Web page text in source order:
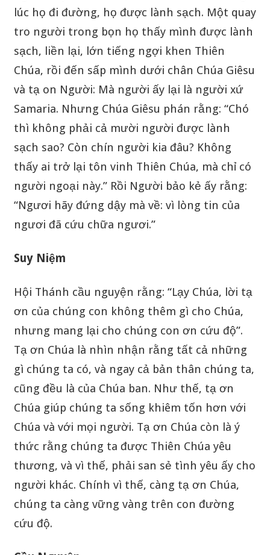
lúc họ đi đường, họ được lành sạch. Một quay
tro người trong bọn họ thấy mình được lành
sạch, liền lại, lớn tiếng ngợi khen Thiên
Chúa, rồi đến sấp mình dưới chân Chúa Giêsu
và tạ on Người: Mà người ấy lại là người xứ
Samaria. Nhưng Chúa Giêsu phán rằng: “Chó
thì không phải cả mười người được lành
sạch sao? Còn chín người kia đâu? Không
thấy ai trở lại tôn vinh Thiên Chúa, mà chỉ có
người ngoại này.” Rồi Người bảo kẻ ấy rằng:
“Ngươi hãy đứng dậy mà về: vì lòng tin của
ngươi đã cứu chữa ngươi.”
Suy Niệm
Hội Thánh cầu nguyện rằng: “Lạy Chúa, lời tạ
ơn của chúng con không thêm gì cho Chúa,
nhưng mang lại cho chúng con ơn cứu độ”.
Tạ ơn Chúa là nhìn nhận rằng tất cả những
gì chúng ta có, và ngay cả bản thân chúng ta,
cũng đều là của Chúa ban. Như thế, tạ ơn
Chúa giúp chúng ta sống khiêm tốn hơn với
Chúa và với mọi người. Tạ ơn Chúa còn là ý
thức rằng chúng ta được Thiên Chúa yêu
thương, và vì thế, phải san sẻ tình yêu ấy cho
người khác. Chính vì thế, càng tạ ơn Chúa,
chúng ta càng vững vàng trên con đường
cứu độ.